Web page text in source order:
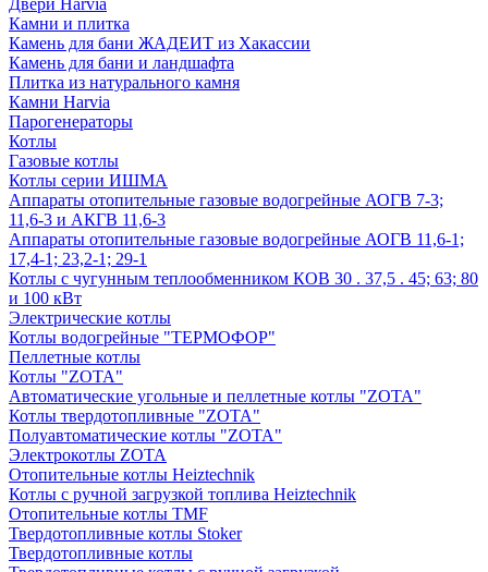
Двери Harvia
Камни и плитка
Камень для бани ЖАДЕИТ из Хакассии
Камень для бани и ландшафта
Плитка из натурального камня
Камни Harvia
Парогенераторы
Котлы
Газовые котлы
Котлы серии ИШМА
Аппараты отопительные газовые водогрейные АОГВ 7-3;
11,6-3 и АКГВ 11,6-3
Аппараты отопительные газовые водогрейные АОГВ 11,6-1;
17,4-1; 23,2-1; 29-1
Котлы с чугунным теплообменником КОВ 30 . 37,5 . 45; 63; 80
и 100 кВт
Электрические котлы
Котлы водогрейные "ТЕРМОФОР"
Пеллетные котлы
Котлы "ZOTA"
Автоматические угольные и пеллетные котлы "ZOTA"
Котлы твердотопливные "ZOTA"
Полуавтоматические котлы "ZOTA"
Электрокотлы ZOTA
Отопительные котлы Heiztechnik
Котлы с ручной загрузкой топлива Heiztechnik
Отопительные котлы TMF
Твердотопливные котлы Stoker
Твердотопливные котлы